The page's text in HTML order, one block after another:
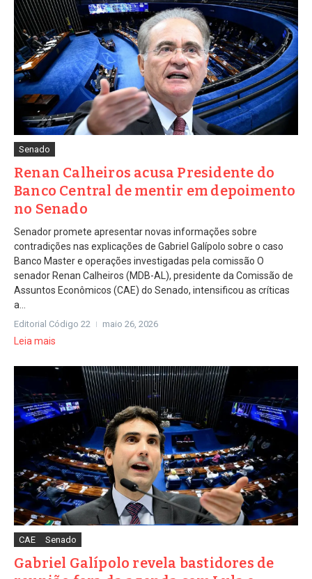
Senado
Renan Calheiros acusa Presidente do
Banco Central de mentir em depoimento
no Senado
Senador promete apresentar novas informações sobre
contradições nas explicações de Gabriel Galípolo sobre o caso
Banco Master e operações investigadas pela comissão O
senador Renan Calheiros (MDB-AL), presidente da Comissão de
Assuntos Econômicos (CAE) do Senado, intensificou as críticas
a...
Editorial Código 22 maio 26, 2026
Leia mais
CAE Senado
Gabriel Galípolo revela bastidores de